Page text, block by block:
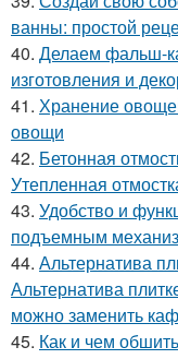
ванны: простой
40. Делаем фальш-
изготовления и
41. Хранение
овощи
42. Бетонная
Утепленная
43. Удобство и
подъемным
44. Альтернатива
Альтернатива
можно заменить
45. Как и чем